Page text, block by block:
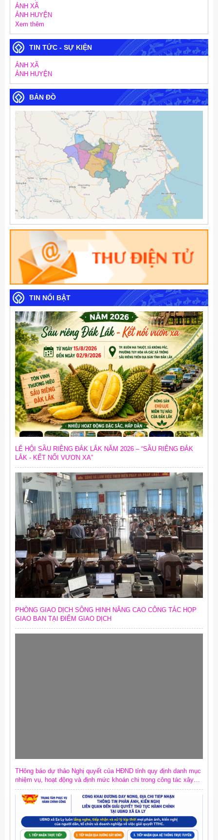
ẢNH XÃ
ẢNH HUYỆN
Xem thêm
TIN TỨC - SỰ KIỆN
ẢNH XÃ
ẢNH HUYỆN
BẢN ĐỒ
TIN NỔI BẬT
LỄ HỘI SẦU RIÊNG ĐẮK LẮK NĂM 2026 – “SẦU RIÊNG ĐẮK
LẮK - KẾT NỐI VƯƠN XA”
PHÒNG GIAO DỊCH SÔNG HINH NÂNG CAO CÔNG TÁC HỌP
GIAO BAN TẠI ĐIỂM GIAO DỊCH
THông báo dự thảo Nghị quyết của HĐND tỉnh quy định danh mục
nhiệm vụ, hoạt động và định mức khoán chi trong công tác xây
dựng văn bản quy phạm pháp luật trên địa bàn tỉnh